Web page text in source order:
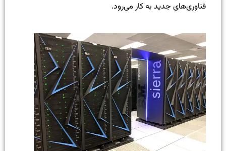
فناوری‌های جدید به کار می‌رود.